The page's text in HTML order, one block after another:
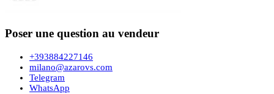
Poser une question au vendeur
+393884227146
milano@azarovs.com
Telegram
WhatsApp